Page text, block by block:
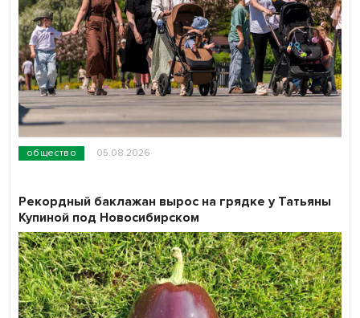
общество 05.08.2026
Рекордный баклажан вырос на грядке у Татьяны
Купиной под Новосибирском